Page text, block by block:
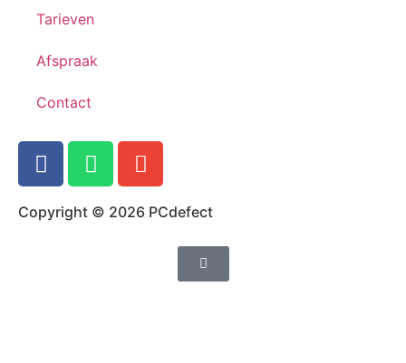
Tarieven
Afspraak
Contact
Copyright © 2026 PCdefect